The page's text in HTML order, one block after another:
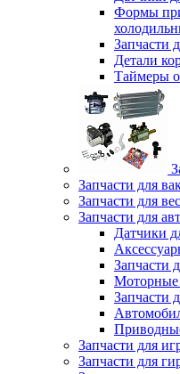
Формы
Запчасти
Детали
Таймеры
Запчасти для
Запчасти для
Запчасти для
Датчики
Запчасти
Моторные
Запчасти
Запчасти для
Запчасти для